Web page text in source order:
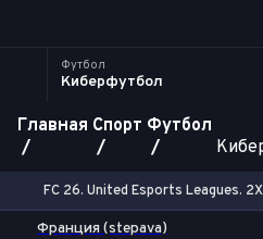
Футбол
Киберфутбол
Главная Спорт Футбол
FC 26. United Esports Leagues.
Франция (stepava)